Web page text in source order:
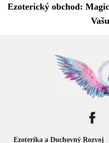
Ezoterický obchod:
Ezoterika a Duchovný Rozvoj